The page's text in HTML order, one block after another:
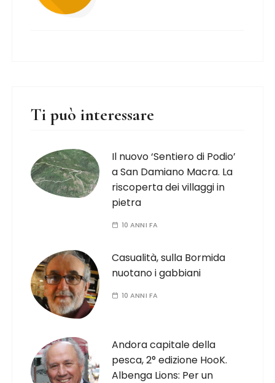
Ti può interessare
Il nuovo ‘Sentiero di Podio’
a San Damiano Macra. La
riscoperta dei villaggi in
pietra
10 ANNI FA
Casualità, sulla Bormida
nuotano i gabbiani
10 ANNI FA
Andora capitale della
pesca, 2° edizione HooK.
Albenga Lions: Per un